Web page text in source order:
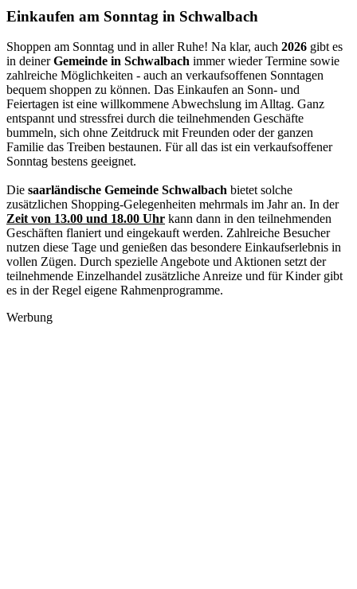
Einkaufen am Sonntag in Schwalbach
Shoppen am Sonntag und in aller Ruhe! Na klar, auch 2026 gibt es
in deinerGemeinde in Schwalbach immer wieder Termine sowie
zahlreiche Möglichkeiten - auch an verkaufsoffenen Sonntagen
bequem shoppen zu können. Das Einkaufen an Sonn- und
Feiertagen ist eine willkommene Abwechslung im Alltag. Ganz
entspannt und stressfrei durch die teilnehmenden Geschäfte
bummeln, sich ohne Zeitdruck mit Freunden oder der ganzen
Familie das Treiben bestaunen. Für all das ist ein verkaufsoffener
Sonntag bestens geeignet.
Die saarländische Gemeinde Schwalbach bietet solche
zusätzlichen Shopping-Gelegenheiten mehrmals im Jahr an. In der
Zeit von 13.00 und 18.00 Uhr kann dann in den teilnehmenden
Geschäften flaniert und eingekauft werden. Zahlreiche Besucher
nutzen diese Tage und genießen das besondere Einkaufserlebnis in
vollen Zügen. Durch spezielle Angebote und Aktionen setzt der
teilnehmende Einzelhandel zusätzliche Anreize und für Kinder gibt
es in der Regel eigene Rahmenprogramme.
Werbung